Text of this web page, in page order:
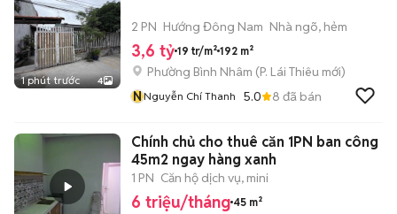
1 phút trước 4
2 PN Hướng Đông Nam Nhà ngõ, hẻm
3,6 tỷ 19 tr/m² 192 m²
Phường Bình Nhâm (P. Lái Thiêu mới)
NNguyễn Chí Thanh 5.0 8 đã bán
Chính chủ cho thuê căn 1PN ban công
45m2 ngay hàng xanh
1 PN Căn hộ dịch vụ, mini
6 triệu/tháng 45 m²